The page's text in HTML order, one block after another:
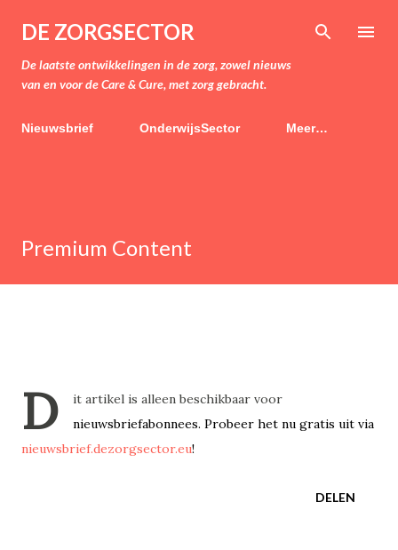
Doorgaan naar hoofdcontent
DE ZORGSECTOR
De laatste ontwikkelingen in de zorg, zowel nieuws
van en voor de Care & Cure, met zorg gebracht.
Nieuwsbrief OnderwijsSector Meer…
Premium Content
D
it artikel is alleen beschikbaar voor
nieuwsbriefabonnees. Probeer het nu gratis uit via
nieuwsbrief.dezorgsector.eu!
DELEN